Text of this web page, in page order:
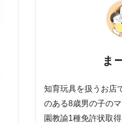
ま
知育玩具を扱うお店
のある8歳男の子の
園教諭1種免許状取